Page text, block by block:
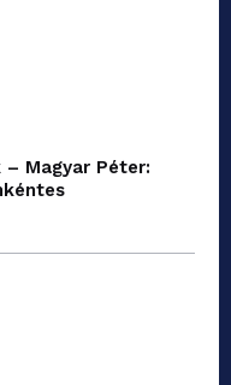
Magyar Péter: